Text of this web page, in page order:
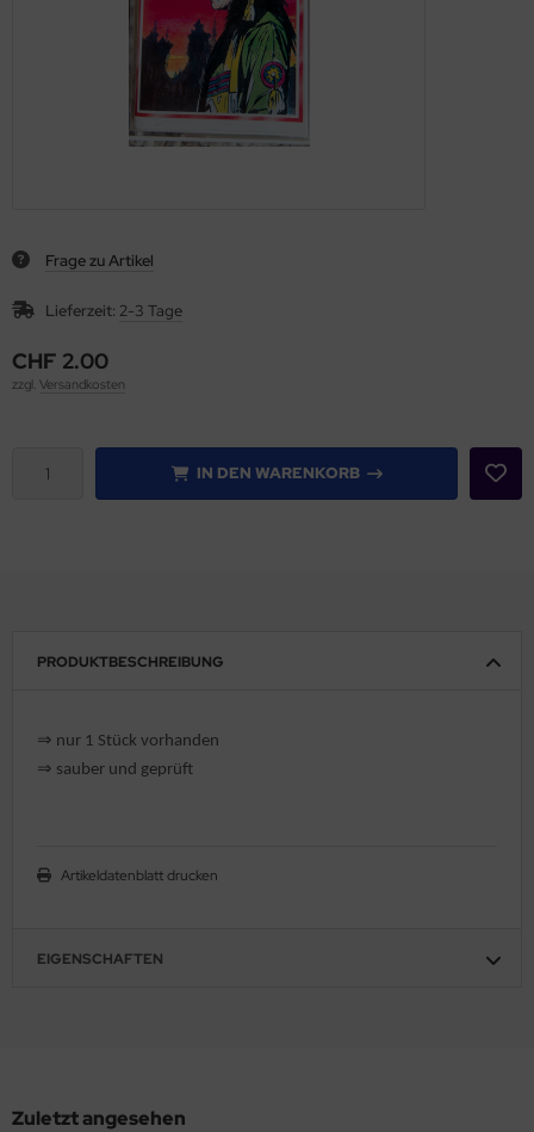
Frage zu Artikel
Lieferzeit: 2-3 Tage
CHF 2.00
zzgl. Versandkosten
IN DEN WARENKORB
PRODUKTBESCHREIBUNG
⇒ nur 1 Stück vorhanden
⇒ sauber und geprüft
Artikeldatenblatt drucken
EIGENSCHAFTEN
Zuletzt angesehen